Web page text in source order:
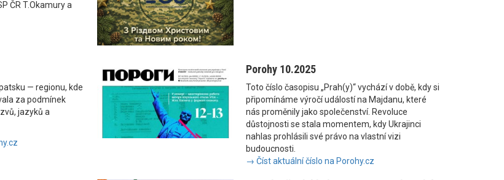
ČR T.Okamury a
— regionu, kde
za podmínek
jazyků a
Porohy 10.2025
Toto číslo časopisu „Prah(y)“ vychází v době, kdy si
připomínáme výročí událostí na Majdanu, které
nás proměnily jako společenství. Revoluce
důstojnosti se stala momentem, kdy Ukrajinci
nahlas prohlásili své právo na vlastní vizi
budoucnosti.
→ Číst aktuální číslo na Porohy.cz